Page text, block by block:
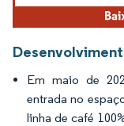
Em maio de
entrada no
linha de café